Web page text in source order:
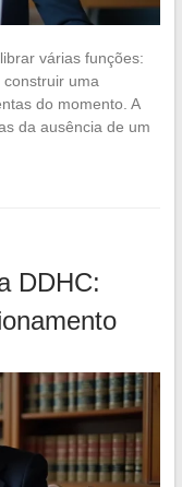
várias funções:
uma
do momento. A
da ausência de um
DDHC: